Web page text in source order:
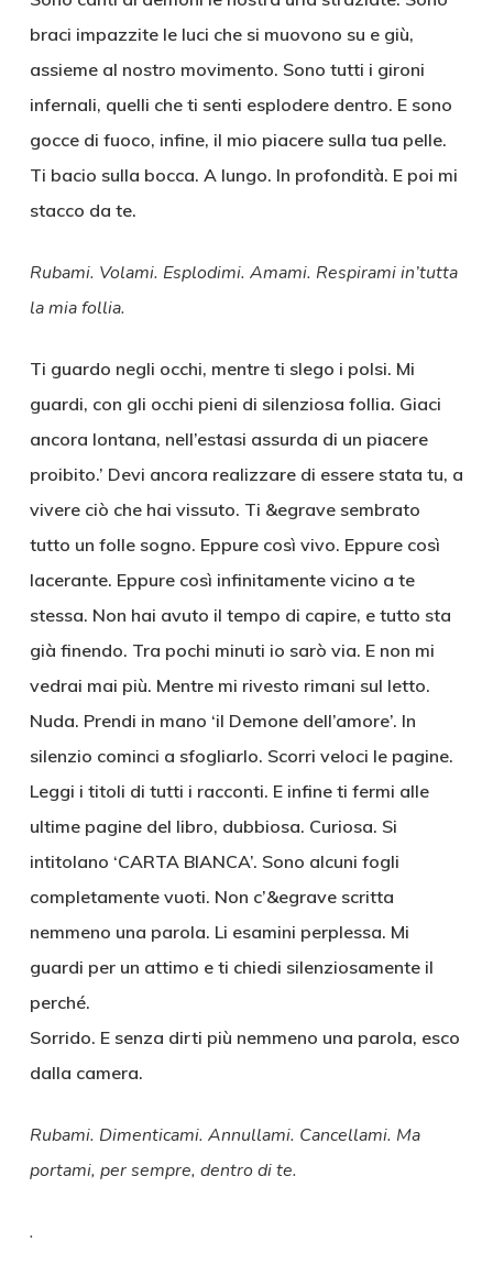
braci impazzite le luci che si muovono su e giù,
assieme al nostro movimento. Sono tutti i gironi
infernali, quelli che ti senti esplodere dentro. E sono
gocce di fuoco, infine, il mio piacere sulla tua pelle.
Ti bacio sulla bocca. A lungo. In profondità. E poi mi
stacco da te.
Rubami. Volami. Esplodimi. Amami. Respirami in’tutta
la mia follia.
Ti guardo negli occhi, mentre ti slego i polsi. Mi
guardi, con gli occhi pieni di silenziosa follia. Giaci
ancora lontana, nell’estasi assurda di un piacere
proibito.’ Devi ancora realizzare di essere stata tu, a
vivere ciò che hai vissuto. Ti &egrave sembrato
tutto un folle sogno. Eppure così vivo. Eppure così
lacerante. Eppure così infinitamente vicino a te
stessa. Non hai avuto il tempo di capire, e tutto sta
già finendo. Tra pochi minuti io sarò via. E non mi
vedrai mai più. Mentre mi rivesto rimani sul letto.
Nuda. Prendi in mano ‘il Demone dell’amore’. In
silenzio cominci a sfogliarlo. Scorri veloci le pagine.
Leggi i titoli di tutti i racconti. E infine ti fermi alle
ultime pagine del libro, dubbiosa. Curiosa. Si
intitolano ‘CARTA BIANCA’. Sono alcuni fogli
completamente vuoti. Non c’&egrave scritta
nemmeno una parola. Li esamini perplessa. Mi
guardi per un attimo e ti chiedi silenziosamente il
perché.
Sorrido. E senza dirti più nemmeno una parola, esco
dalla camera.
Rubami. Dimenticami. Annullami. Cancellami. Ma
portami, per sempre, dentro di te.
.